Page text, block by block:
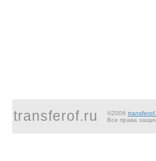
transferof.ru ©2006
Все права